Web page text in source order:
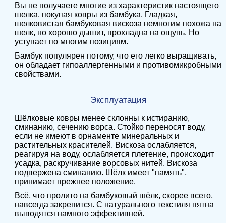
Вы не получаете многие из характеристик настоящего
шелка, покупая ковры из бамбука. Гладкая,
шелковистая бамбуковая вискоза немногим похожа на
шелк, но хорошо дышит, прохладна на ощупь. Но
уступает по многим позициям.
Бамбук популярен потому, что его легко выращивать,
он обладает гипоаллергенными и противомикробными
свойствами.
Эксплуатация
Шёлковые ковры менее склонны к истиранию,
сминанию, сечению ворса. Стойко переносят воду,
если не имеют в орнаменте минеральных и
растительных красителей. Вискоза ослабляется,
реагируя на воду, ослабляется плетение, происходит
усадка, раскручивание ворсовых нитей. Вискоза
подвержена сминанию. Шёлк имеет "память",
принимает прежнее положение.
Всё, что пролито на бамбуковый шёлк, скорее всего,
навсегда закрепится. С натурального текстиля пятна
выводятся намного эффективней.